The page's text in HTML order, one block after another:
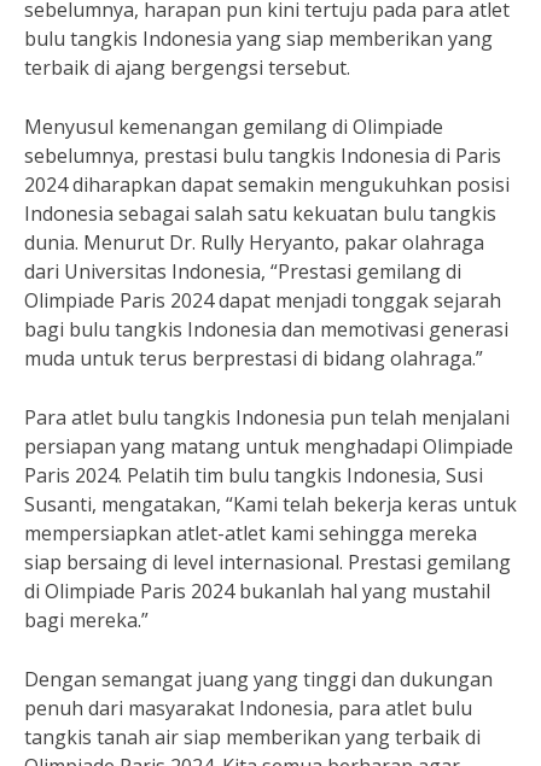
sebelumnya, harapan pun kini tertuju pada para atlet
bulu tangkis Indonesia yang siap memberikan yang
terbaik di ajang bergengsi tersebut.
Menyusul kemenangan gemilang di Olimpiade
sebelumnya, prestasi bulu tangkis Indonesia di Paris
2024 diharapkan dapat semakin mengukuhkan posisi
Indonesia sebagai salah satu kekuatan bulu tangkis
dunia. Menurut Dr. Rully Heryanto, pakar olahraga
dari Universitas Indonesia, “Prestasi gemilang di
Olimpiade Paris 2024 dapat menjadi tonggak sejarah
bagi bulu tangkis Indonesia dan memotivasi generasi
muda untuk terus berprestasi di bidang olahraga.”
Para atlet bulu tangkis Indonesia pun telah menjalani
persiapan yang matang untuk menghadapi Olimpiade
Paris 2024. Pelatih tim bulu tangkis Indonesia, Susi
Susanti, mengatakan, “Kami telah bekerja keras untuk
mempersiapkan atlet-atlet kami sehingga mereka
siap bersaing di level internasional. Prestasi gemilang
di Olimpiade Paris 2024 bukanlah hal yang mustahil
bagi mereka.”
Dengan semangat juang yang tinggi dan dukungan
penuh dari masyarakat Indonesia, para atlet bulu
tangkis tanah air siap memberikan yang terbaik di